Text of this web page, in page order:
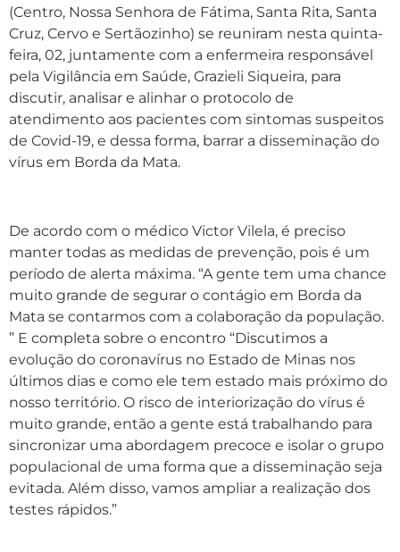
(Centro, Nossa Senhora de Fátima, Santa Rita, Santa
Cruz, Cervo e Sertãozinho) se reuniram nesta quinta-
feira, 02, juntamente com a enfermeira responsável
pela Vigilância em Saúde, Grazieli Siqueira, para
discutir, analisar e alinhar o protocolo de
atendimento aos pacientes com sintomas suspeitos
de Covid-19, e dessa forma, barrar a disseminação do
vírus em Borda da Mata.
De acordo com o médico Victor Vilela, é preciso
manter todas as medidas de prevenção, pois é um
período de alerta máxima. “A gente tem uma chance
muito grande de segurar o contágio em Borda da
Mata se contarmos com a colaboração da população.
” E completa sobre o encontro “Discutimos a
evolução do coronavírus no Estado de Minas nos
últimos dias e como ele tem estado mais próximo do
nosso território. O risco de interiorização do vírus é
muito grande, então a gente está trabalhando para
sincronizar uma abordagem precoce e isolar o grupo
populacional de uma forma que a disseminação seja
evitada. Além disso, vamos ampliar a realização dos
testes rápidos.”